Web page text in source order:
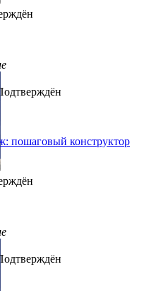
пошаговый конструктор